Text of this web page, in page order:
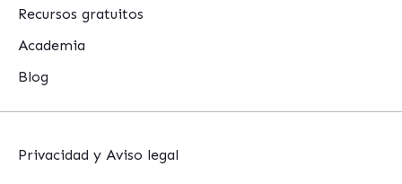
Recursos gratuitos
Academia
Blog
Privacidad y Aviso legal